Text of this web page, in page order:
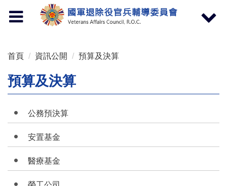
Toggle
navigation
Toggle
首頁 資訊公開 預算及決算
預算及決算
公務預決算
安置基金
醫療基金